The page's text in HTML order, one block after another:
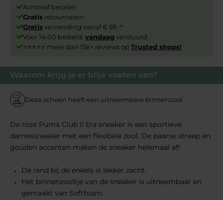
Waarom krijg je er blije voeten van?
Deze schoen heeft een uitneembare binnenzool
De roze Puma Club II Era sneaker is een sportieve
damessneaker met een flexibele zool. De paarse streep en
gouden accenten maken de sneaker helemaal af!
De rand bij de enkels is lekker zacht.
Het binnenzooltje van de sneaker is uitneembaar en
gemaakt van Softfoam.
Achteraf betalen
Gratis retourneren
Gratisverzending vanaf € 59,-*
Voor 14:00 besteld, vandaag verstuurd
⭐⭐⭐⭐⭐ meer dan 15k+ reviews op Trusted shops!